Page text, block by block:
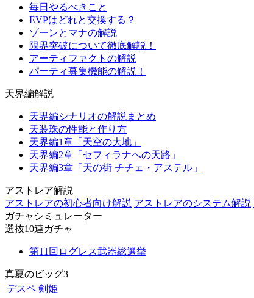
毎日やるべきこと
EVPはどれと交換する？
ゾーンとマナの解説
限界突破について徹底解説！
アーティファクトの解説
パーティ募集機能の解説！
天界編解説
天界編シナリオの解説まとめ
天装珠の性能と作り方
天界編1章「天空の大地」
天界編2章「セフィラナへの天路」
天界編3章「天の街 チチェ・アステル」
アストレア解説
アストレアの初心者向け解説 アストレアのシステム解説
ガチャシミュレーター
選抜10連ガチャ
第11回ログレス武器総選挙
真夏のビッグ3
デスペ 剣姫